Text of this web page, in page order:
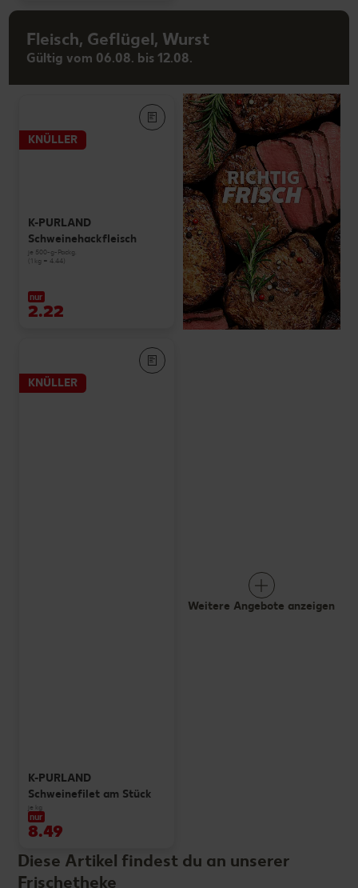
Fleisch, Geflügel, Wurst
Gültig vom 06.08. bis 12.08.
KNÜLLER
K-PURLAND
Schweinehackfleisch
je 500-g-Packg.
(1 kg = 4.44)
nur
2.22
KNÜLLER
K-PURLAND
Schweinefilet am Stück
je kg
nur
8.49
Weitere Angebote anzeigen
Diese Artikel findest du an unserer
Frischetheke